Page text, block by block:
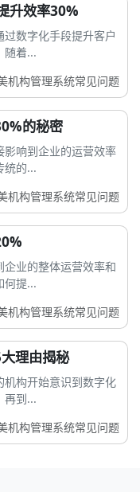
升效率30%
数字化手段提升客户
随着...
机构管理系统常见问题
的秘密
响到企业的运营效率
统的...
机构管理系统常见问题
业的整体运营效率和
何提...
机构管理系统常见问题
理由揭秘
构开始意识到数字化
再到...
机构管理系统常见问题